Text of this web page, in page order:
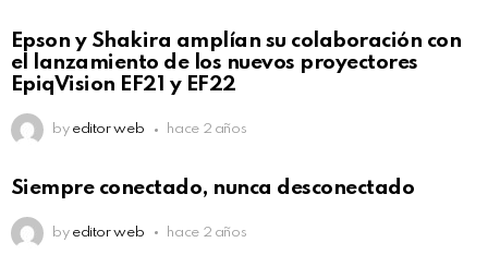
Epson y Shakira amplían su colaboración con
el lanzamiento de los nuevos proyectores
EpiqVision EF21 y EF22
by editor web hace 2 años
Siempre conectado, nunca desconectado
by editor web hace 2 años